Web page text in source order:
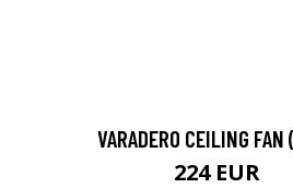
VARADERO CEILING
224 EUR